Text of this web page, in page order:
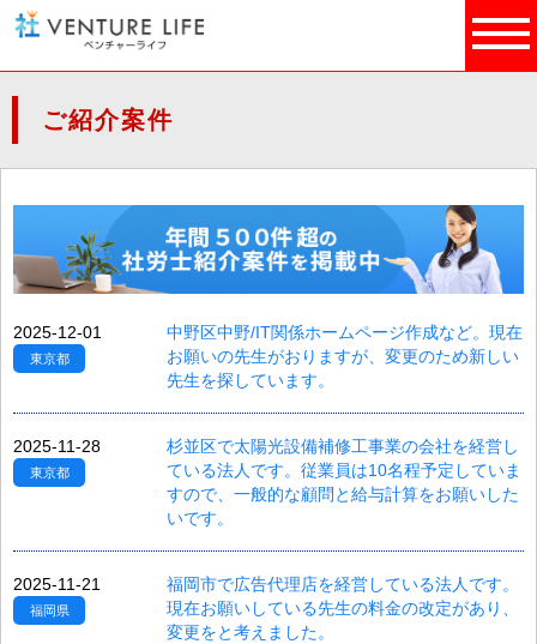
ご紹介案件
2025-12-01
東京都
中野区中野/IT関係ホームページ作成など。現在
お願いの先生がおりますが、変更のため新しい
先生を探しています。
2025-11-28
東京都
杉並区で太陽光設備補修工事業の会社を経営し
ている法人です。従業員は10名程予定していま
すので、一般的な顧問と給与計算をお願いした
いです。
2025-11-21
福岡県
福岡市で広告代理店を経営している法人です。
現在お願いしている先生の料金の改定があり、
変更をと考えました。